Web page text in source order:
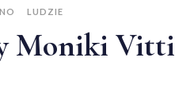
LUDZIE
Moniki Vitti